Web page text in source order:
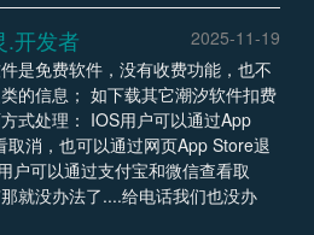
.开发者
2025-11-19
是免费软件，没有收费功能，也不
的信息； 如下载其它潮汐软件扣费
式处理： IOS用户可以通过App
取消，也可以通过网页App Store退
户可以通过支付宝和微信查看取
就没办法了....给电话我们也没办